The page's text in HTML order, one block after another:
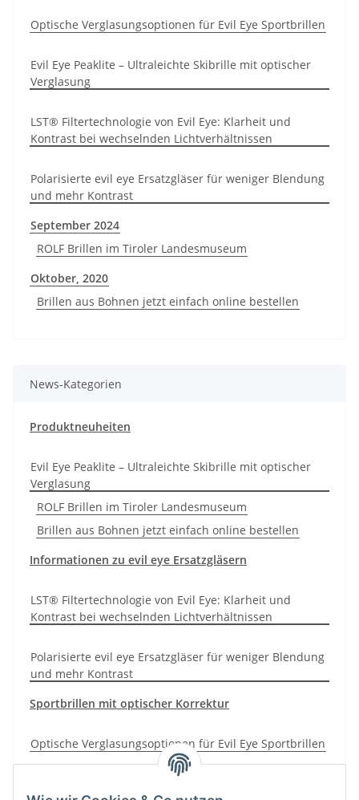
Optische Verglasungsoptionen für Evil Eye Sportbrillen
Evil Eye Peaklite – Ultraleichte Skibrille mit optischer
Verglasung
LST® Filtertechnologie von Evil Eye: Klarheit und
Kontrast bei wechselnden Lichtverhältnissen
Polarisierte evil eye Ersatzgläser für weniger Blendung
und mehr Kontrast
September 2024
ROLF Brillen im Tiroler Landesmuseum
Oktober, 2020
Brillen aus Bohnen jetzt einfach online bestellen
News-Kategorien
Produktneuheiten
Evil Eye Peaklite – Ultraleichte Skibrille mit optischer
Verglasung
ROLF Brillen im Tiroler Landesmuseum
Brillen aus Bohnen jetzt einfach online bestellen
Informationen zu evil eye Ersatzgläsern
LST® Filtertechnologie von Evil Eye: Klarheit und
Kontrast bei wechselnden Lichtverhältnissen
Polarisierte evil eye Ersatzgläser für weniger Blendung
und mehr Kontrast
Sportbrillen mit optischer Korrektur
Optische Verglasungsoptionen für Evil Eye Sportbrillen